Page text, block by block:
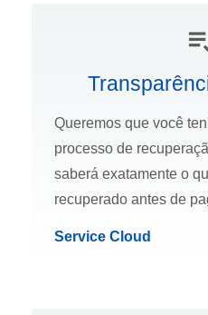
Queremos que você
processo de
saberá exatamente o
recuperado antes de
Service Cloud